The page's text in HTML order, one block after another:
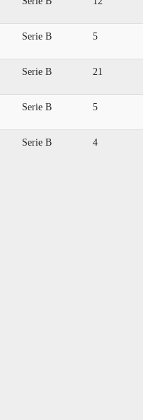
Serie B 5
Serie B 21
Serie B 5
Serie B 4